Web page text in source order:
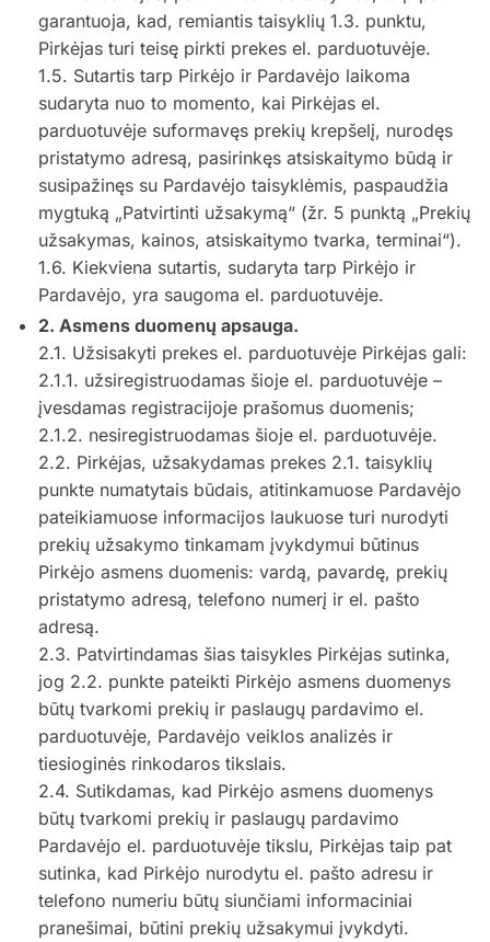
garantuoja, kad, remiantis taisyklių 1.3. punktu,
Pirkėjas turi teisę pirkti prekes el. parduotuvėje.
1.5. Sutartis tarp Pirkėjo ir Pardavėjo laikoma
sudaryta nuo to momento, kai Pirkėjas el.
parduotuvėje suformavęs prekių krepšelį, nurodęs
pristatymo adresą, pasirinkęs atsiskaitymo būdą ir
susipažinęs su Pardavėjo taisyklėmis, paspaudžia
mygtuką „Patvirtinti užsakymą“ (žr. 5 punktą „Prekių
užsakymas, kainos, atsiskaitymo tvarka, terminai“).
1.6. Kiekviena sutartis, sudaryta tarp Pirkėjo ir
Pardavėjo, yra saugoma el. parduotuvėje.
2. Asmens duomenų apsauga.
2.1. Užsisakyti prekes el. parduotuvėje Pirkėjas gali:
2.1.1. užsiregistruodamas šioje el. parduotuvėje –
įvesdamas registracijoje prašomus duomenis;
2.1.2. nesiregistruodamas šioje el. parduotuvėje.
2.2. Pirkėjas, užsakydamas prekes 2.1. taisyklių
punkte numatytais būdais, atitinkamuose Pardavėjo
pateikiamuose informacijos laukuose turi nurodyti
prekių užsakymo tinkamam įvykdymui būtinus
Pirkėjo asmens duomenis: vardą, pavardę, prekių
pristatymo adresą, telefono numerį ir el. pašto
adresą.
2.3. Patvirtindamas šias taisykles Pirkėjas sutinka,
jog 2.2. punkte pateikti Pirkėjo asmens duomenys
būtų tvarkomi prekių ir paslaugų pardavimo el.
parduotuvėje, Pardavėjo veiklos analizės ir
tiesioginės rinkodaros tikslais.
2.4. Sutikdamas, kad Pirkėjo asmens duomenys
būtų tvarkomi prekių ir paslaugų pardavimo
Pardavėjo el. parduotuvėje tikslu, Pirkėjas taip pat
sutinka, kad Pirkėjo nurodytu el. pašto adresu ir
telefono numeriu būtų siunčiami informaciniai
pranešimai, būtini prekių užsakymui įvykdyti.